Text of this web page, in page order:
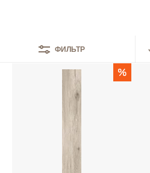
ФИЛЬТРНайдено
%